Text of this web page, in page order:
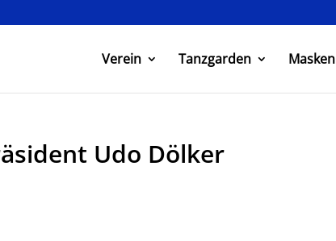
Verein Tanzgarden Masken
Udo Dölker